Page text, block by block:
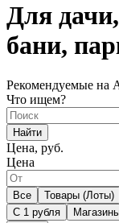
Для
бани,
Рекомендуемые на
Что ищем?
Найти
Цена, руб.
Цена
Все Товары (Лоты)
С 1 рубля